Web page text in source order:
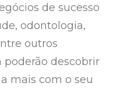
de sucesso
odontologia,
outros
poderão descobrir
mais com o seu